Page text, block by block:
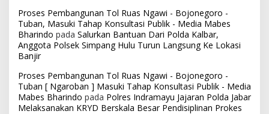
Proses Pembangunan Tol Ruas Ngawi - Bojonegoro -
Tuban, Masuki Tahap Konsultasi Publik - Media Mabes
Bharindo pada Salurkan Bantuan Dari Polda Kalbar,
Anggota Polsek Simpang Hulu Turun Langsung Ke Lokasi
Banjir
Proses Pembangunan Tol Ruas Ngawi - Bojonegoro -
Tuban [ Ngaroban ] Masuki Tahap Konsultasi Publik - Media
Mabes Bharindo pada Polres Indramayu Jajaran Polda Jabar
Melaksanakan KRYD Berskala Besar Pendisiplinan Prokes